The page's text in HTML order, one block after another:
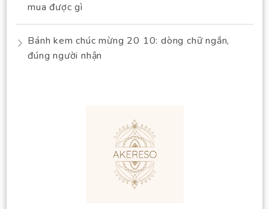
mua được gì
Bánh kem chúc mừng 20 10: dòng chữ ngắn,
đúng người nhận